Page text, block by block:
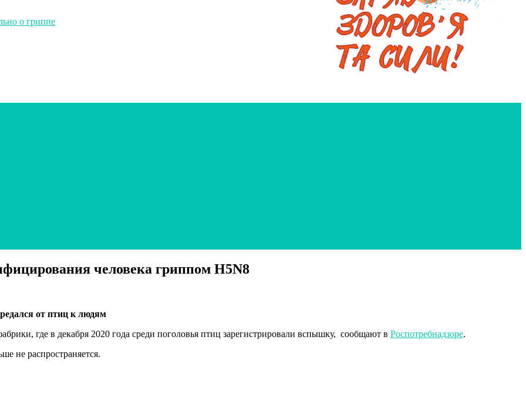
о гриппе
человека гриппом H5N8
от птиц к людям
где в декабря 2020 года среди поголовья птиц зарегистрировали вспышку, сообщают в Роспотребнадзоре.
не распространяется.